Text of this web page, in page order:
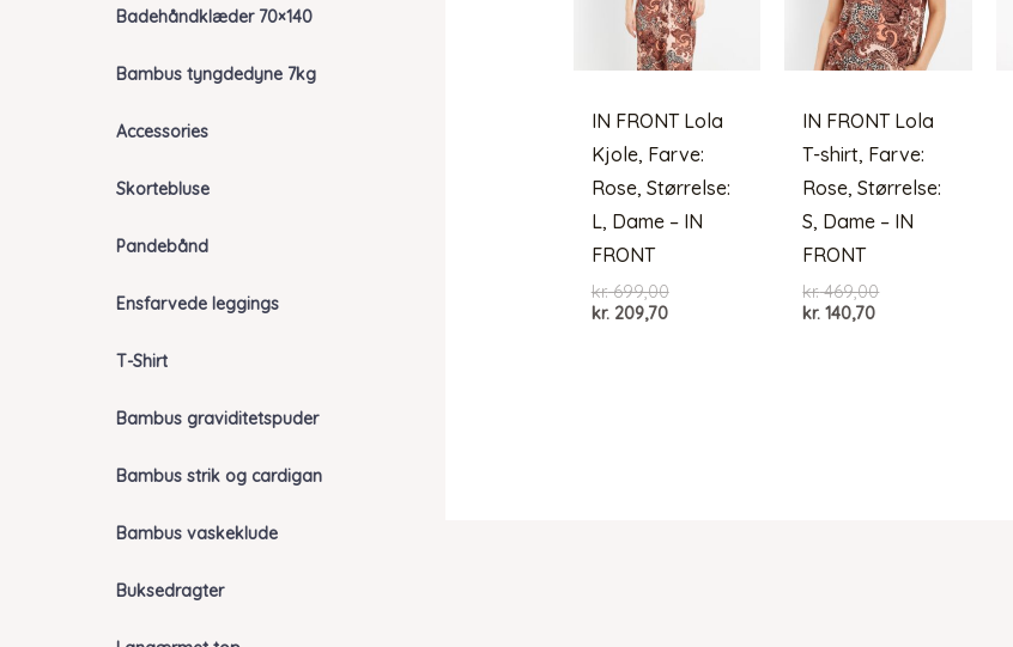
Badehåndklæder 70×140
Bambus tyngdedyne 7kg
Accessories
Skortebluse
Pandebånd
Ensfarvede leggings
T-Shirt
Bambus graviditetspuder
Bambus strik og cardigan
Bambus vaskeklude
Buksedragter
IN FRONT Lola
Kjole, Farve:
Rose, Størrelse:
L, Dame – IN
FRONT
kr.699,00Den
oprindelige
kr.209,70Den
IN FRONT Lola
T-shirt, Farve:
Rose, Størrelse:
S, Dame – IN
FRONT
kr.469,00Den
kr. 140,70Den